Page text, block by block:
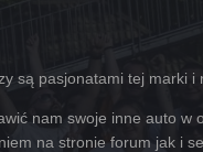
są pasjonatami tej marki i
nam swoje inne auto w
na stronie forum jak i